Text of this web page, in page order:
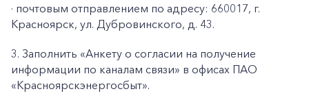
· почтовым отправлением по адресу: 660017, г.
Красноярск, ул. Дубровинского, д. 43.
3. Заполнить «Анкету о согласии на получение
информации по каналам связи» в офисах ПАО
«Красноярскэнергосбыт».